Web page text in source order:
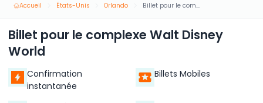
Accueil États-Unis Orlando Billet pour le complexe Walt Disney World
Billet pour le complexe Walt Disney
World
Confirmation
instantanée
Billets Mobiles